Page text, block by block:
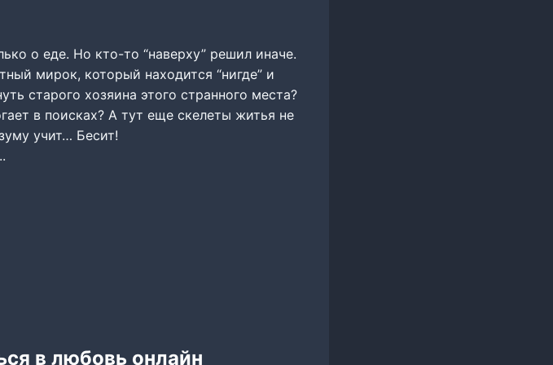
о еде. Но кто-то “наверху” решил иначе.
мирок, который находится “нигде” и
старого хозяина этого странного места?
в поисках? А тут еще скелеты житья не
учит… Бесит!
в любовь онлайн